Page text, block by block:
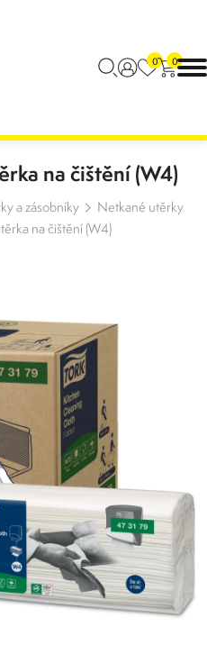
0 0
na čištění (W4)
a zásobníky
Netkané utěrky
na čištění (W4)